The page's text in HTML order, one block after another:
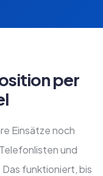
per
Einsätze noch
und
funktioniert, bis